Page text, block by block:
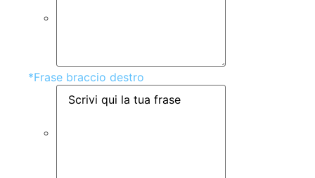
*Frase braccio destro